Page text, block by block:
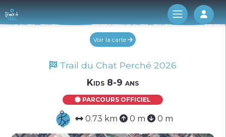
Log
Voir la carte
Trail du Chat Perché 2026
Kids 8-9 ans
PARCOURS OFFICIEL
0.73 km 0 m 0 m